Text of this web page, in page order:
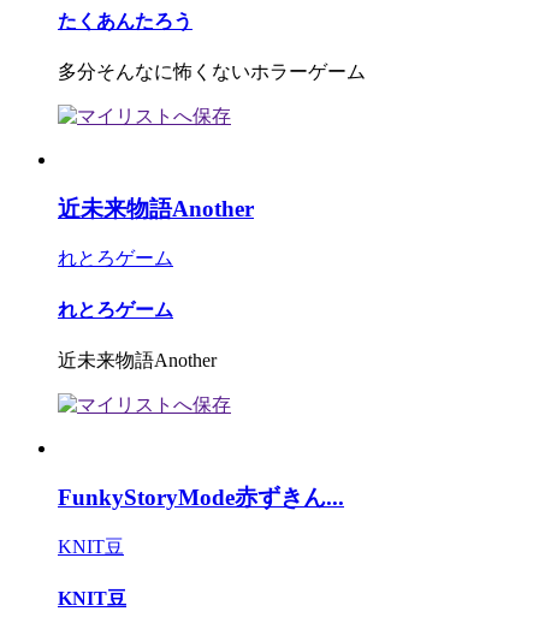
たくあんたろう
多分そんなに怖くないホラーゲーム
近未来物語Another
れとろゲーム
れとろゲーム
近未来物語Another
FunkyStoryMode赤ずきん...
KNIT豆
KNIT豆